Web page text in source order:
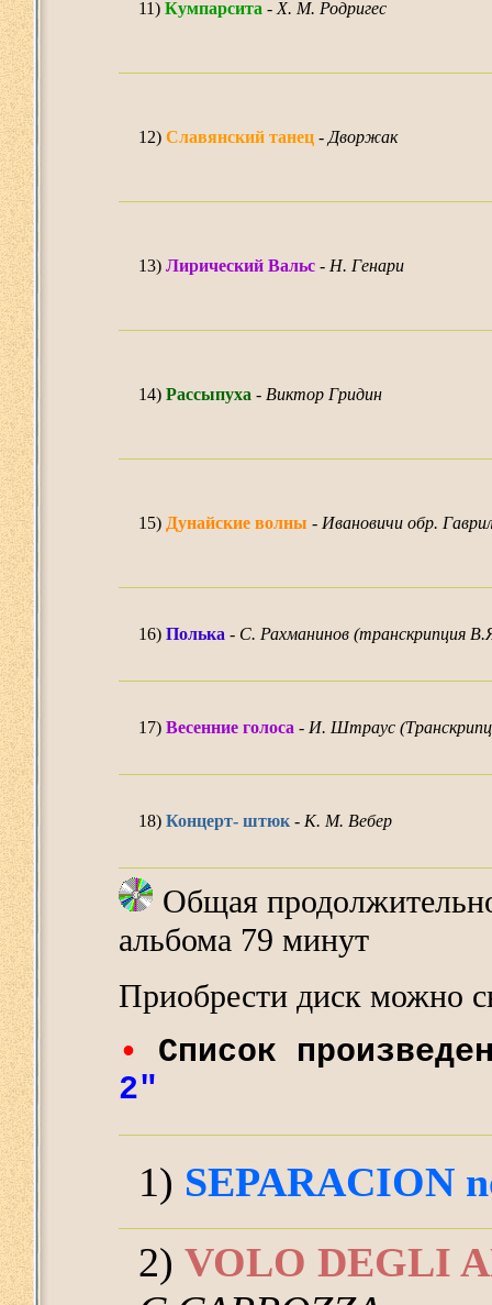
11) Кумпарсита - Х. М. Родригес
12) Славянский танец - Дворжак
13) Лирический Вальс - Н. Генари
14) Рассыпуха - Виктор Гридин
15) Дунайские волны - Ивановичи обр.
16) Полька - С. Рахманинов (транскрипция
17) Весенние голоса - И. Штраус
18) Концерт- штюк - К. М. Вебер
Общая
альбома 79 минут
Приобрести диск можно
•
Список
2"
1) SEPARACION
2) VOLO DEGLI